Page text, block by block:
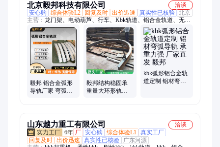
北京毅邦科技有限公司
洽谈
安心购
综合体验L2 回复及时 出价迅速 真实性已核验 北京
主营： 龙门架、电动葫芦、行车、Kbk轨道、铝合金轨道、无轨
龙门吊、桥式起重机、铝合金龙门吊、自立式行车、铝合金龙门
架、T型臂、拧紧枪抗扭臂、定子转子夹具、小型悬吊臂、无轨
龙门架、MH龙门吊、L型龙门吊、盾构龙门吊、集装箱龙门
吊、单梁起重机、助力机械臂、智能提升机、平衡框架、悬吊
臂、无轨地平车
毅邦 铝合金弧形
导轨厂家 弯弧轨
毅邦结构稳固承
重量大环形轨道
kbk弧形铝合金轨
道定制 铝材弯弧
山东越力重工有限公司
洽谈
6年 厂 安心购 综合体验L1
真实工厂
回复及时 出价迅速 真实性已核验
广东河源